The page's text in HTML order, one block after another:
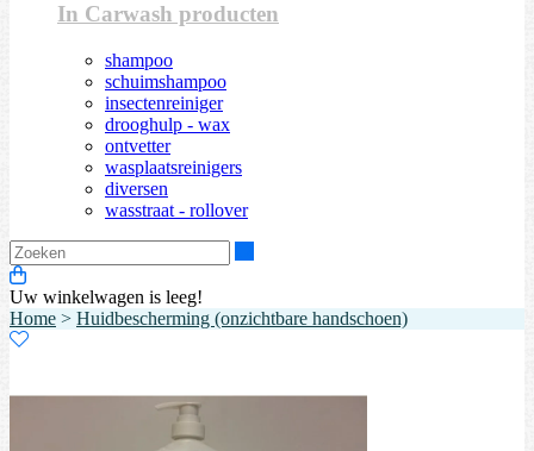
In Carwash producten
shampoo
schuimshampoo
insectenreiniger
drooghulp - wax
ontvetter
wasplaatsreinigers
diversen
wasstraat - rollover
Uw winkelwagen is leeg!
Home > Huidbescherming (onzichtbare handschoen)